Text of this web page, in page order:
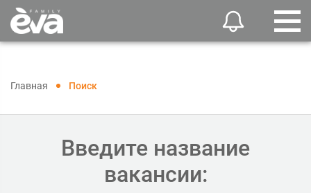
Главная Поиск
Введите название
вакансии: